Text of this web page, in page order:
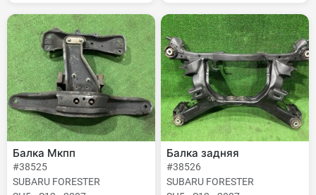
Балка Мкпп
#38525
SUBARU FORESTER
Балка задняя
#38526
SUBARU FORESTER